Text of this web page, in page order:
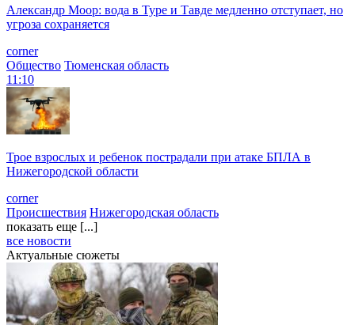
Александр Моор: вода в Туре и Тавде медленно отступает, но
угроза сохраняется
corner
Общество Тюменская область
11:10
Трое взрослых и ребенок пострадали при атаке БПЛА в
Нижегородской области
corner
Происшествия Нижегородская область
показать еще [...]
все новости
Актуальные сюжеты